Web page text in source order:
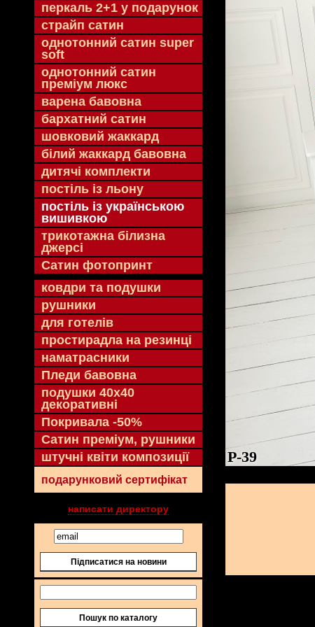
перкаль 2+1 у подарунок
страйп сатин
однотонний сатин super
soft
однотонний сатин
преміум люкс
варена бавовна
бархатний сатин
шовковий жаккард
білий жаккард бавовна
дитячі комплекти
постіль із льону
постіль із українською
вишивкою
трикотажна білизна
джерсі
Сатин фотопринт
ковдри та подушки
рушники
для готелів
простирадла на резинці
наматрасники
Пледи бавовна
подушки 40х40
декоративні
Покривала -50%
Сатин преміум, рушники
штучні квіти композиції
подарунковий сертифікат
написати директору
Підписатися на новини
Пошук по каталогу
P-39